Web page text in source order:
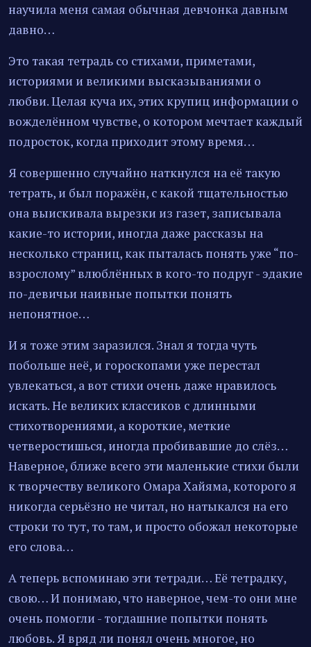
научила меня самая обычная девчонка давным
давно…
Это такая тетрадь со стихами, приметами,
историями и великими высказываниями о
любви. Целая куча их, этих крупиц информации о
вожделённом чувстве, о котором мечтает каждый
подросток, когда приходит этому время…
Я совершенно случайно наткнулся на её такую
тетрать, и был поражён, с какой тщательностью
она выискивала вырезки из газет, записывала
какие-то истории, иногда даже рассказы на
несколько страниц, как пыталась понять уже “по-
взрослому” влюблённых в кого-то подруг - эдакие
по-девичьи наивные попытки понять
непонятное…
И я тоже этим заразился. Знал я тогда чуть
побольше неё, и гороскопами уже перестал
увлекаться, а вот стихи очень даже нравилось
искать. Не великих классиков с длинными
стихотворениями, а короткие, меткие
четверостишься, иногда пробивавшие до слёз…
Наверное, ближе всего эти маленькие стихи были
к творчеству великого Омара Хайяма, которого я
никогда серьёзно не читал, но натыкался на его
строки то тут, то там, и просто обожал некоторые
его слова…
А теперь вспоминаю эти тетради… Её тетрадку,
свою… И понимаю, что наверное, чем-то они мне
очень помогли - тогдашние попытки понять
любовь. Я вряд ли понял очень многое, но